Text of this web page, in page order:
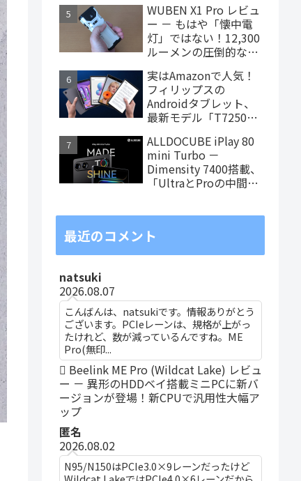
WUBEN X1 Pro レビュ
ー － もはや「懐中電
灯」ではない！12,300
ルーメンの圧倒的な輝
LEDライト
実はAmazonで人気！
フィリップスの
Androidタブレット、
最新モデル「T7250」
ALLDOCUBE iPlay 80
mini Turbo －
Dimensity 7400搭載、
「UltraとProの中間ス
最近のコメント
natsuki
2026.08.07
こんばんは、natsukiです。情報ありがとう
ございます。PCIeレーンは、規格が上がっ
たけれど、数が減っているんですね。ME
Pro(無印...
Beelink ME Pro (Wildcat Lake) レビュ
ー － 異形のHDDベイ搭載ミニPCに新バ
ージョンが登場！新CPUで汎用性大幅ア
ップ
匿名
2026.08.02
N95/N150はPCIe3.0×9レーンだったけど